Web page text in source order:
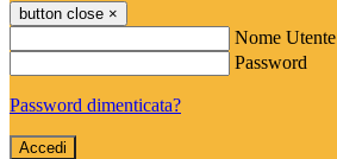
button close ×
Nome Utente
Password
Password dimenticata?